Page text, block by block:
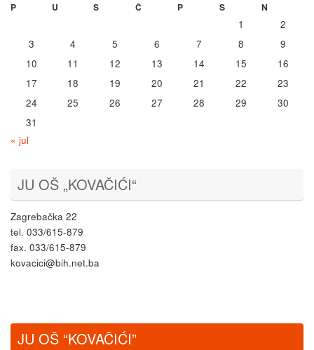
P
U S Č P S N
1
2
3
4 5 6 7 8
9
10
11 12 13 14 15
16
17
18 19 20 21 22
23
24
25 26 27 28 29
30
31
« jul
JU OŠ „KOVAČIĆI“
Zagrebačka 22
tel. 033/615-879
fax. 033/615-879
kovacici@bih.net.ba
JU OŠ “KOVAČIĆI”